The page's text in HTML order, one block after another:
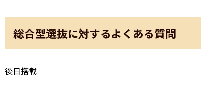
総合型選抜に対するよくある質問
後日搭載